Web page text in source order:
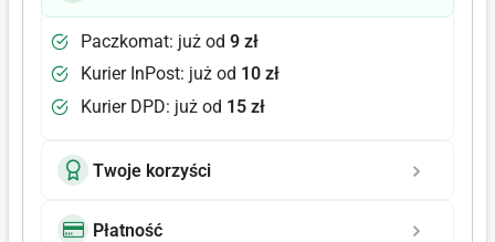
Paczkomat: już od 9 zł
Kurier InPost: już od 10 zł
Kurier DPD: już od 15 zł
Twoje korzyści
Płatność